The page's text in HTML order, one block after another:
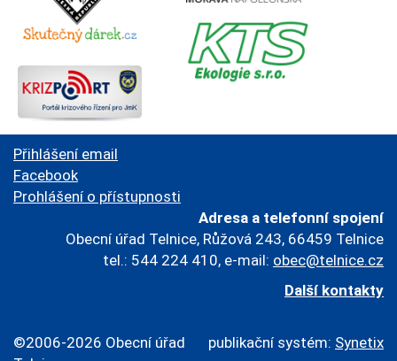
Přihlášení email
Facebook
Prohlášení o přístupnosti
Adresa a telefonní spojení
Obecní úřad Telnice, Růžová 243, 66459 Telnice
tel.: 544 224 410, e-mail: obec@telnice.cz
Další kontakty
publikační systém: Synetix
©2006-2026 Obecní úřad